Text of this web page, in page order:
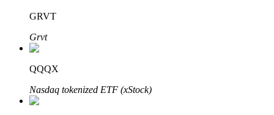
Investimento Automático
Obtenha lucro a longo prazo e interesses flexíveis
GRVT
Grvt
QQQX
Nasdaq tokenized ETF (xStock)